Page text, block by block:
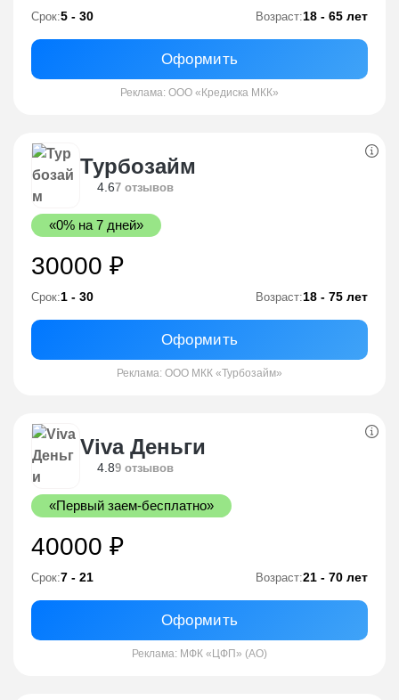
Срок:5 - 30 Возраст:18 - 65 лет
Оформить
Реклама: ООО «Кредиска МКК»
Турбозайм
4.67 отзывов
«0% на 7 дней»
30000 ₽
Срок:1 - 30 Возраст:18 - 75 лет
Оформить
Реклама: ООО МКК «Турбозайм»
Viva Деньги
4.89 отзывов
«Первый заем-бесплатно»
40000 ₽
Срок:7 - 21 Возраст:21 - 70 лет
Оформить
Реклама: МФК «ЦФП» (АО)